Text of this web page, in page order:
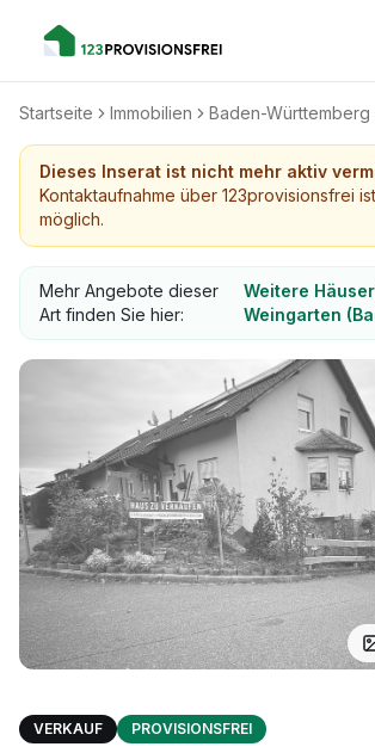
Startseite Immobilien Baden-Württemberg
Dieses Inserat ist nicht mehr aktiv
Kontaktaufnahme über 123provisionsfrei
möglich.
Mehr Angebote dieser
Art finden Sie hier:
Weitere
Weingarten
VERKAUF PROVISIONSFREI